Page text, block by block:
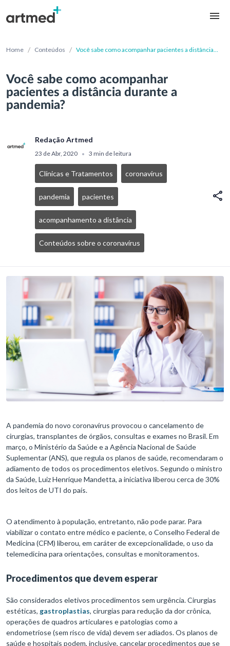
Home / Conteúdos / Você sabe como acompanhar pacientes a distância
Você sabe como acompanhar
pacientes a distância durante a
pandemia?
Redação Artmed
23 de Abr, 2020 • 3 min de leitura
Clínicas e Tratamentos coronavírus
pandemia pacientes
acompanhamento a distância
Conteúdos sobre o coronavírus
A pandemia do novo coronavírus provocou o cancelamento de
cirurgias, transplantes de órgãos, consultas e exames no Brasil. Em
março, o Ministério da Saúde e a Agência Nacional de Saúde
Suplementar (ANS), que regula os planos de saúde, recomendaram o
adiamento de todos os procedimentos eletivos. Segundo o ministro
da Saúde, Luiz Henrique Mandetta, a iniciativa liberou cerca de 30%
dos leitos de UTI do país.
O atendimento à população, entretanto, não pode parar. Para
viabilizar o contato entre médico e paciente, o Conselho Federal de
Medicina (CFM) liberou, em caráter de excepcionalidade, o uso da
telemedicina para orientações, consultas e monitoramentos.
Procedimentos que devem esperar
São considerados eletivos procedimentos sem urgência. Cirurgias
estéticas, gastroplastias, cirurgias para redução da dor crônica,
operações de quadros articulares e patologias como a
endometriose (sem risco de vida) devem ser adiados. Os planos de
saúde e hospitais podem, inclusive, cancelar procedimentos que se